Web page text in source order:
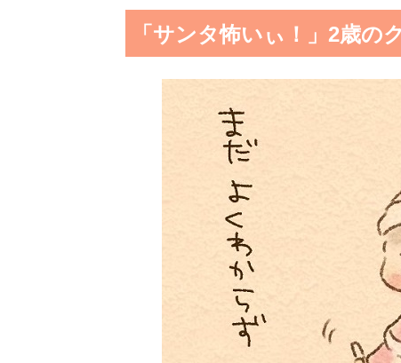
「サンタ怖いぃ！」2歳の